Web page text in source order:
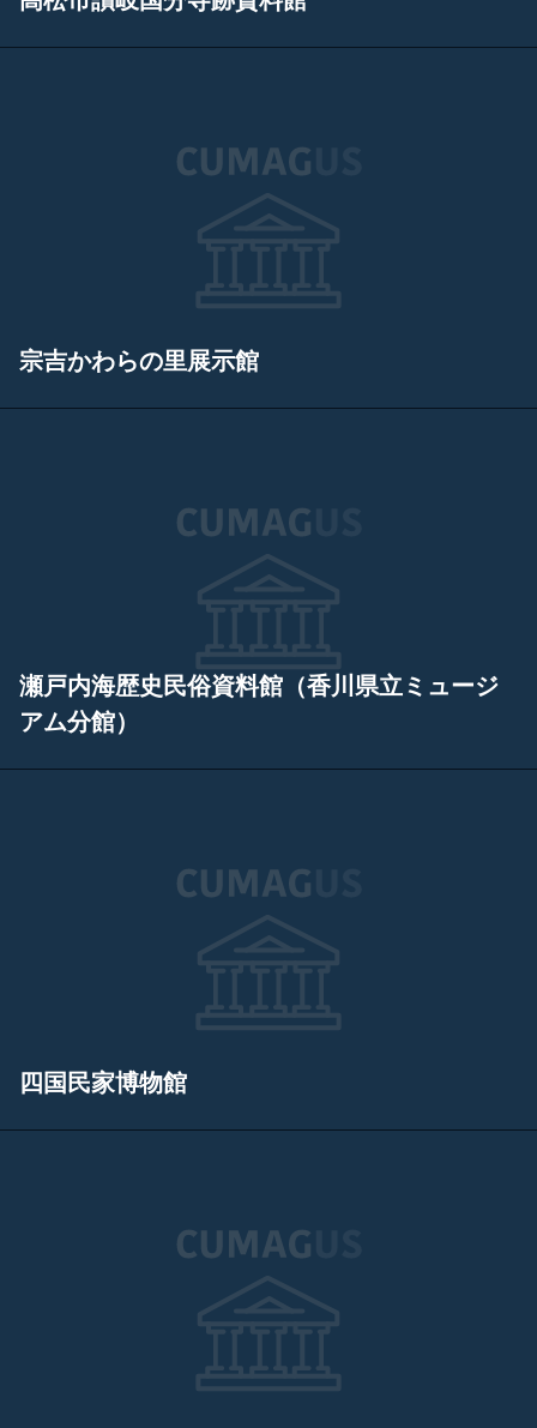
宗吉かわらの里展示館
瀬戸内海歴史民俗資料館（香川県立ミュージ
アム分館）
四国民家博物館